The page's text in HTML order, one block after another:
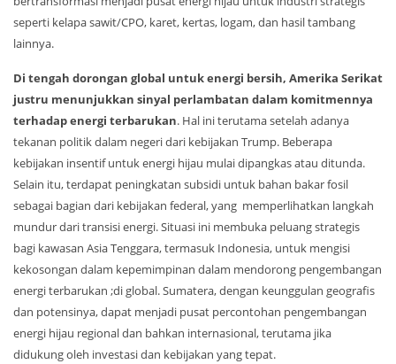
seperti kelapa sawit/CPO, karet, kertas, logam, dan hasil tambang
lainnya.
Di tengah dorongan global untuk energi bersih, Amerika Serikat
justru menunjukkan sinyal perlambatan dalam komitmennya
terhadap energi terbarukan. Hal ini terutama setelah adanya
tekanan politik dalam negeri dari kebijakan Trump. Beberapa
kebijakan insentif untuk energi hijau mulai dipangkas atau ditunda.
Selain itu, terdapat peningkatan subsidi untuk bahan bakar fosil
sebagai bagian dari kebijakan federal, yang memperlihatkan langkah
mundur dari transisi energi. Situasi ini membuka peluang strategis
bagi kawasan Asia Tenggara, termasuk Indonesia, untuk mengisi
kekosongan dalam kepemimpinan dalam mendorong pengembangan
energi terbarukan ;di global. Sumatera, dengan keunggulan geografis
dan potensinya, dapat menjadi pusat percontohan pengembangan
energi hijau regional dan bahkan internasional, terutama jika
didukung oleh investasi dan kebijakan yang tepat.